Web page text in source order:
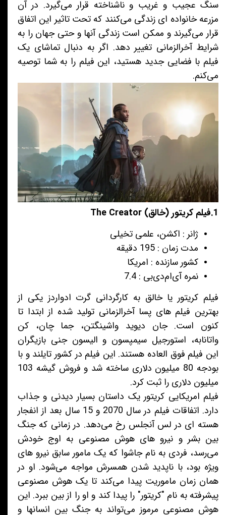
سنگ عجیب و غریب و ناشناخته قرار می‌گیرد. در آن
مزرعه خانواده ای زندگی می‌کنند که تحت تاثیر این اتفاق
قرار می‌گیرند و ممکن است زندگی آنها و حتی جهان را به
شرایط آخرالزمانی تغییر دهد. اگر به دنبال تماشای یک
فیلم با فضایی جدید هستید، این فیلم را به شما توصیه
می‌کنم.
1.فیلم کریتور (خالق) The Creator
ژانر : اکشن، علمی تخیلی
مدت زمان : 195 دقیقه
کشور سازنده : امریکا
نمره آی‌ام‌دی‌بی : 7.4
فیلم کریتور یا خالق به کارگردانی گرت ادواردز یکی از
بهترین فیلم های پسا آخرالزمانی تولید شده از ابتدا تا
کنون است. جان دیوید واشینگتن، جما چان، کن
واتانابه، استورجیل سیمپسون و الیسون جنی بازیگران
این فیلم فوق العاده هستند. این فیلم در کشور تایلند و با
بودجه 80 میلیون دلاری ساخته شد و فروش گیشه 103
میلیون دلاری را ثبت کرد.
فیلم امریکایی کریتور یک داستان بسیار دیدنی و جذاب
دارد. اتفاقات فیلم در سال 2070 و 15 سال بعد از انفجار
هسته ای در لس آنجلس رخ می‌دهد. در زمانی که جنگ
بین بشر و نیرو های هوش مصنوعی به اوج خودش
می‌رسد، فردی به نام جاشوا که یک مامور سابق نیرو های
ویژه بود، با ناپدید شدن همسرش مواجه می‌شود. او در
همان زمان ماموریت پیدا می‌کند تا یک هوش مصنوعی
پیشرفته به نام "کریتور" را پیدا کند و او را از بین ببرد. این
هوش مصنوعی مرموز می‌تواند به جنگ بین انسانها و